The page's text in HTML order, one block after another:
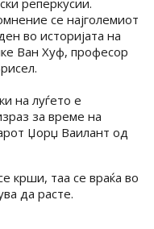
се најголемиот
во историјата на
Ван Хуф, професор
на луѓето е
за време на
Џорџ Ваилант од
крши, таа се враќа во
да расте.